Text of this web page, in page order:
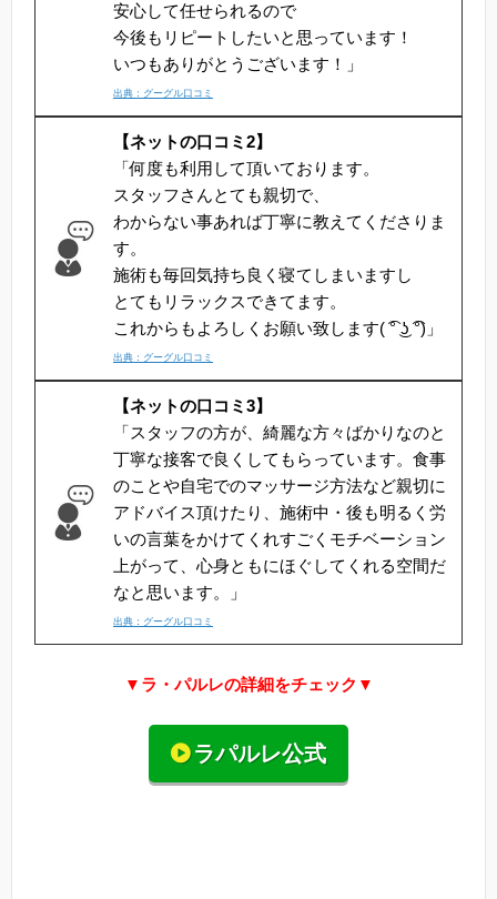
安心して任せられるので
今後もリピートしたいと思っています！
いつもありがとうございます！」
出典：グーグル口コミ
【ネットの口コミ2】
「何度も利用して頂いております。
スタッフさんとても親切で、
わからない事あれば丁寧に教えてくださりま
す。
施術も毎回気持ち良く寝てしまいますし
とてもリラックスできてます。
これからもよろしくお願い致します( ͡° ͜ʖ ͡°)」
出典：グーグル口コミ
【ネットの口コミ3】
「スタッフの方が、綺麗な方々ばかりなのと
丁寧な接客で良くしてもらっています。食事
のことや自宅でのマッサージ方法など親切に
アドバイス頂けたり、施術中・後も明るく労
いの言葉をかけてくれすごくモチベーション
上がって、心身ともにほぐしてくれる空間だ
なと思います。」
出典：グーグル口コミ
▼ラ・パルレの詳細をチェック▼
ラパルレ公式